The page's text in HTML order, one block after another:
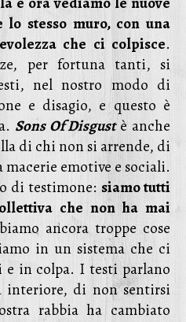
stesso muro, con una
che ci colpisce.
per fortuna tanti, si
nel nostro modo di
e disagio, e questo è
Sons Of Disgustè anche
di chi non si arrende, di
emotive e sociali.
di testimone: siamo tutti
che non ha mai
ancora troppe cose
in un sistema che ci
in colpa. I testi parlano
di non sentirsi
rabbia ha cambiato